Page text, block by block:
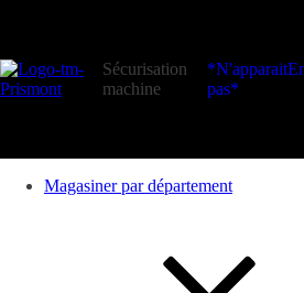
Sécurisation
machine
*N'apparait
pas*
Magasiner par département